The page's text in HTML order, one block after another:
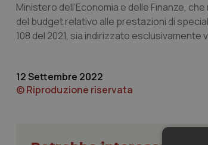
Ministero dell’Economia e delle Finanze,
del budget relativo alle prestazioni di
108 del 2021, sia indirizzato
12 Settembre 2022
© Riproduzione riservata